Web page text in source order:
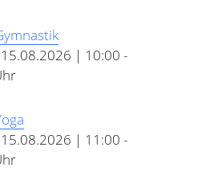
15.08.2026 | 10:00 -
15.08.2026 | 11:00 -